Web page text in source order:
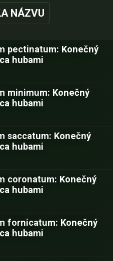
NÁZVU
pectinatum: Konečný
hubami
minimum: Konečný
hubami
saccatum: Konečný
hubami
coronatum: Konečný
hubami
fornicatum: Konečný
hubami